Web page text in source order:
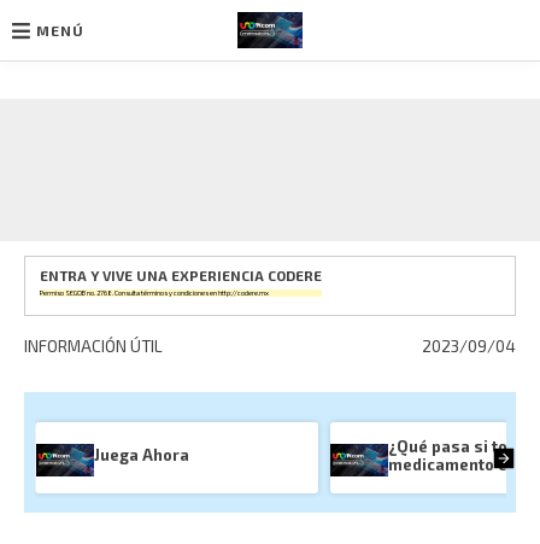
MENÚ
ENTRA Y VIVE UNA EXPERIENCIA CODERE
Permiso SEGOB no. 2768. Consulta términos y condiciones enhttp://codere.mx
INFORMACIÓN ÚTIL 2023/09/04
Juega Ahora
¿Qué pasa si
medicamento